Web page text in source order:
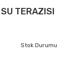
TERAZISI
Stok Durumu